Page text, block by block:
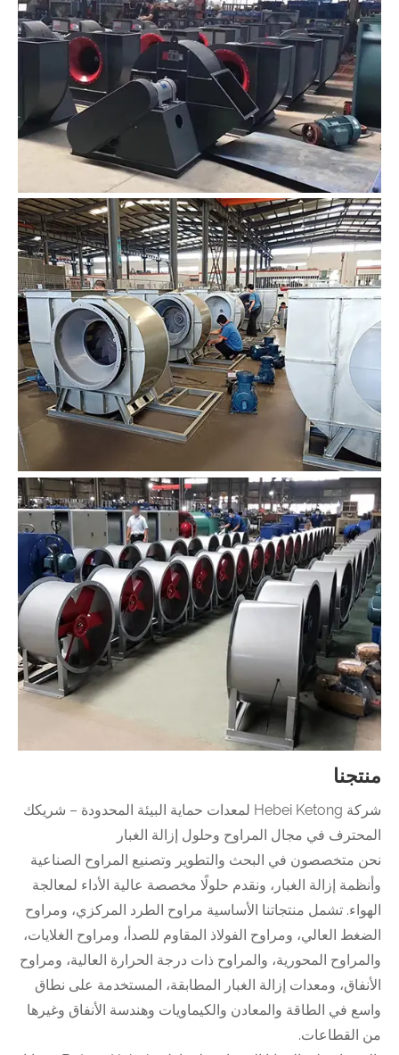
منتجنا
شركة Hebei Ketong لمعدات حماية البيئة المحدودة – شريكك
المحترف في مجال المراوح وحلول إزالة الغبار
نحن متخصصون في البحث والتطوير وتصنيع المراوح الصناعية
وأنظمة إزالة الغبار، ونقدم حلولًا مخصصة عالية الأداء لمعالجة
الهواء. تشمل منتجاتنا الأساسية مراوح الطرد المركزي، ومراوح
الضغط العالي، ومراوح الفولاذ المقاوم للصدأ، ومراوح الغلايات،
والمراوح المحورية، والمراوح ذات درجة الحرارة العالية، ومراوح
الأنفاق، ومعدات إزالة الغبار المطابقة، المستخدمة على نطاق
واسع في الطاقة والمعادن والكيماويات وهندسة الأنفاق وغيرها
من القطاعات.